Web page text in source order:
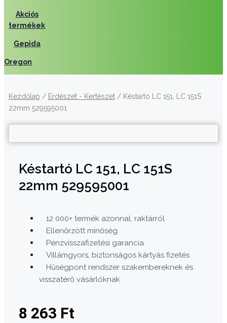
Akciós
termékek
Gepida
Oregon
Kezdőlap / Erdészet - Kertészet/ Késtartó LC 151, LC 151S
22mm 529595001
Késtartó LC 151, LC 151S
22mm 529595001
12 000+ termék azonnal, raktárról
Ellenőrzött minőség
Pénzvisszafizetési garancia
Villámgyors, biztonságos kártyás fizetés
Hűségpont rendszer szakembereknek és
visszatérő vásárlóknak
8 263 Ft